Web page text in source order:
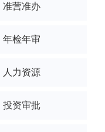
准营准办
年检年审
人力资源
投资审批